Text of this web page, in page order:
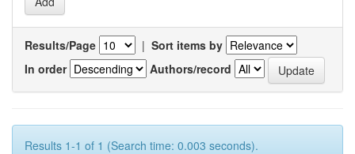
Results/Page | Sort items by
In order
Authors/record
Results 1-1 of 1 (Search time: 0.003 seconds).